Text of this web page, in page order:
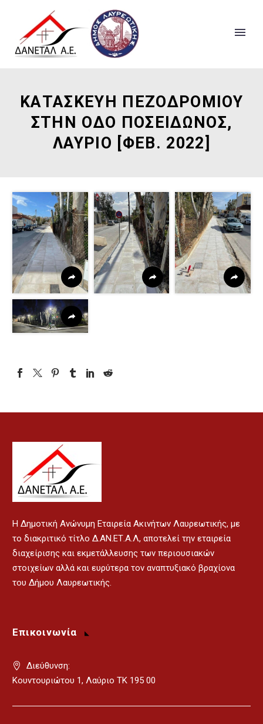
ΚΑΤΑΣΚΕΥΗ ΠΕΖΟΔΡΟΜΙΟΥ
ΣΤΗΝ ΟΔΟ ΠΟΣΕΙΔΩΝΟΣ,
ΛΑΥΡΙΟ [ΦΕΒ. 2022]
H Δημοτική Ανώνυμη Εταιρεία Ακινήτων Λαυρεωτικής, με
το διακριτικό τίτλο Δ.ΑΝ.ΕΤ.Α.Λ, αποτελεί την εταιρεία
διαχείρισης και εκμετάλλευσης των περιουσιακών
στοιχείων αλλά και ευρύτερα τον αναπτυξιακό βραχίονα
του Δήμου Λαυρεωτικής.
Επικοινωνία
Διεύθυνση:
Κουντουριώτου 1, Λαύριο ΤΚ 195 00